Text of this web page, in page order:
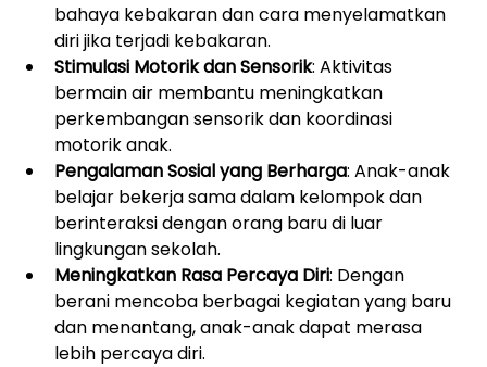
bahaya kebakaran dan cara menyelamatkan
diri jika terjadi kebakaran.
Stimulasi Motorik dan Sensorik: Aktivitas
bermain air membantu meningkatkan
perkembangan sensorik dan koordinasi
motorik anak.
Pengalaman Sosial yang Berharga: Anak-anak
belajar bekerja sama dalam kelompok dan
berinteraksi dengan orang baru di luar
lingkungan sekolah.
Meningkatkan Rasa Percaya Diri: Dengan
berani mencoba berbagai kegiatan yang baru
dan menantang, anak-anak dapat merasa
lebih percaya diri.